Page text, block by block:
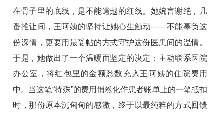
在骨子里的底线，是不能逾越的红线。她婉言谢绝，几
番推让间，王阿姨的坚持让她心生触动——不能辜负这
份深情，更要用最妥帖的方式守护这份医患间的温情。
于是，她做出了一个温暖而坚定的决定：主动联系医院
办公室，将红包里的金额悉数充入王阿姨的住院费用
中。当这笔“特殊”的费用悄然化作患者账单上的一笔抵扣
时，那份原本沉甸甸的感激，终于以最纯粹的方式回馈